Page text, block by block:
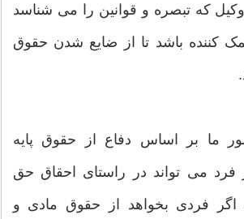
وکیل که تبصره و قوانین را می شناسد
کننده باشد تا از ضایع شدن حقوق
ما بر اساس دفاع از حقوق پایه
می تواند در راستای احقاق حق
فردی بخواهد از حقوق مادی و